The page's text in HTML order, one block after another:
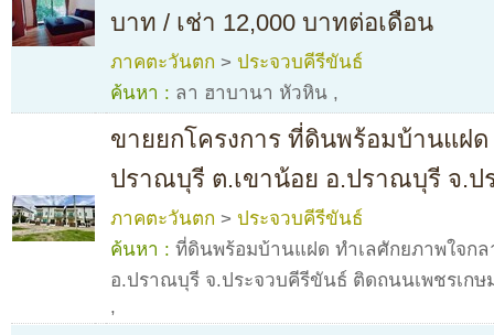
บาท / เช่า 12,000 บาทต่อเดือน
ภาคตะวันตก > ประจวบคีรีขันธ์
ค้นหา : ลา ฮาบานา หัวหิน ,
ขายยกโครงการ ที่ดินพร้อมบ้านแฝ
ปราณบุรี ต.เขาน้อย อ.ปราณบุรี จ.ป
ภาคตะวันตก > ประจวบคีรีขันธ์
ค้นหา : ที่ดินพร้อมบ้านแฝด ทำเลศักยภาพใจก
อ.ปราณบุรี จ.ประจวบคีรีขันธ์ ติดถนนเพชรเกษ
,